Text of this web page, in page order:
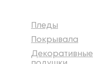
Пледы
Покрывала
Декоративные